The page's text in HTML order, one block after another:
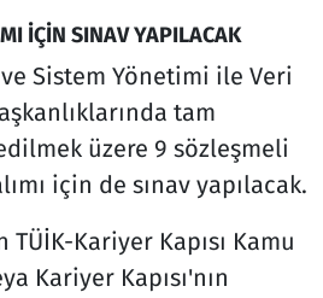
İÇİN SINAV YAPILACAK
ve Sistem Yönetimi ile Veri
tam
üzere 9 sözleşmeli
için de sınav yapılacak.
Kariyer Kapısı Kamu
Kariyer Kapısı'nın